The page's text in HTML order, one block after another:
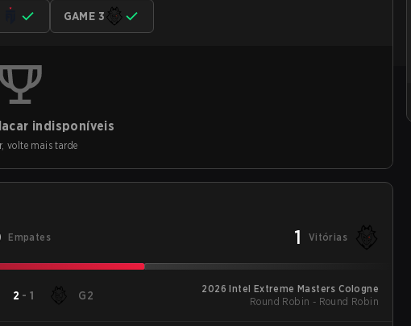
GAME 3
indisponíveis
volte mais tarde
Empates 1 Vitórias
2 -1 G2
2026 Intel Extreme Masters Cologne
Round Robin - Round Robin